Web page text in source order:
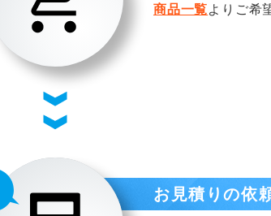
商品一覧よりご希
お見積りの依